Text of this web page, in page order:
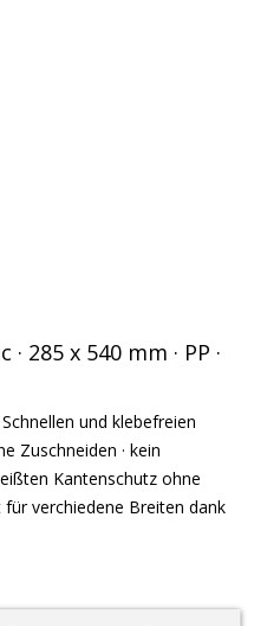
285 x 540 mm · PP ·
und klebefreien
Zuschneiden · kein
Kantenschutz ohne
für verchiedene Breiten dank